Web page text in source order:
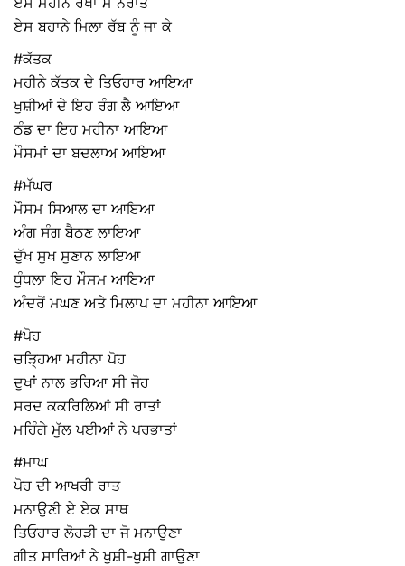
ਏਸ ਬਹਾਨੇ ਮਿਲਾ ਰੱਬ ਨੂੰ ਜਾ ਕੇ
#ਕੱਤਕ
ਮਹੀਨੇ ਕੱਤਕ ਦੇ ਤਿਓਹਾਰ ਆਇਆ
ਖੁਸ਼ੀਆਂ ਦੇ ਇਹ ਰੰਗ ਲੈ ਆਇਆ
ਠੰਡ ਦਾ ਇਹ ਮਹੀਨਾ ਆਇਆ
ਮੌਸਮਾਂ ਦਾ ਬਦਲਾਅ ਆਇਆ
#ਮੱਘਰ
ਮੌਸਮ ਸਿਆਲ ਦਾ ਆਇਆ
ਅੰਗ ਸੰਗ ਬੈਠਣ ਲਾਇਆ
ਦੁੱਖ ਸੁਖ ਸੁਣਾਨ ਲਾਇਆ
ਧੁੰਧਲਾ ਇਹ ਮੌਸਮ ਆਇਆ
ਅੰਦਰੋਂ ਮਘਣ ਅਤੇ ਮਿਲਾਪ ਦਾ ਮਹੀਨਾ ਆਇਆ
#ਪੋਹ
ਚੜ੍ਹਿਆ ਮਹੀਨਾ ਪੋਹ
ਦੁਖਾਂ ਨਾਲ ਭਰਿਆ ਸੀ ਜੋਹ
ਸਰਦ ਕਕਰਿਲਿਆਂ ਸੀ ਰਾਤਾਂ
ਮਹਿੰਗੇ ਮੁੱਲ ਪਈਆਂ ਨੇ ਪਰਭਾਤਾਂ
#ਮਾਘ
ਪੋਹ ਦੀ ਆਖਰੀ ਰਾਤ
ਮਨਾਉਣੀ ਏ ਏਕ ਸਾਥ
ਤਿਓਹਾਰ ਲੋਹੜੀ ਦਾ ਜੋ ਮਨਾਉਣਾ
ਗੀਤ ਸਾਰਿਆਂ ਨੇ ਖੁਸ਼ੀ-ਖੁਸ਼ੀ ਗਾਉਣਾ